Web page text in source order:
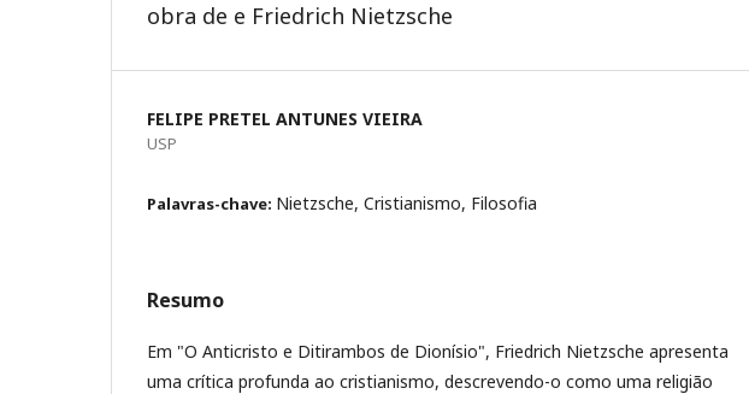
obra de e Friedrich Nietzsche
FELIPE PRETEL ANTUNES VIEIRA
USP
Palavras-chave: Nietzsche, Cristianismo, Filosofia
Resumo
Em "O Anticristo e Ditirambos de Dionísio", Friedrich Nietzsche apresenta
uma crítica profunda ao cristianismo, descrevendo-o como uma religião